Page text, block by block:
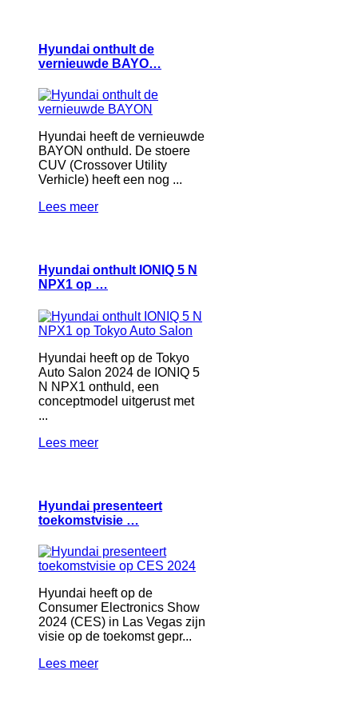
Hyundai onthult de
vernieuwde BAYO…
Hyundai heeft de vernieuwde
BAYON onthuld. De stoere
CUV (Crossover Utility
Verhicle) heeft een nog ...
Lees meer
Hyundai onthult IONIQ 5 N
NPX1 op …
Hyundai heeft op de Tokyo
Auto Salon 2024 de IONIQ 5
N NPX1 onthuld, een
conceptmodel uitgerust met
...
Lees meer
Hyundai presenteert
toekomstvisie …
Hyundai heeft op de
Consumer Electronics Show
2024 (CES) in Las Vegas zijn
visie op de toekomst gepr...
Lees meer